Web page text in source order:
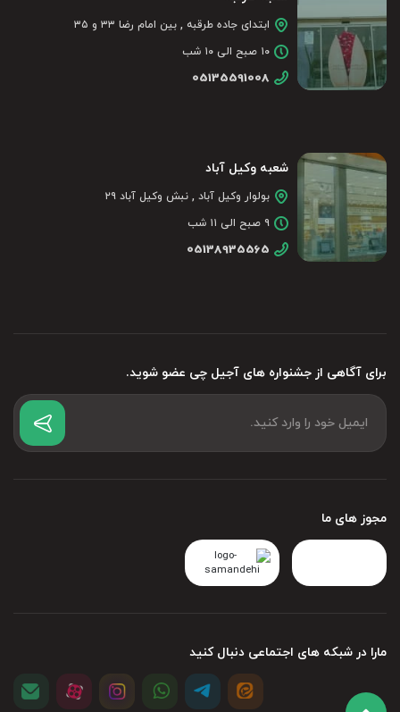
برای آگاهی از جشنواره های آجیل چی عضو شوید.
ابتدای جاده طرقبه , بین امام رضا ۳۳ و ۳۵
۱۰ صبح الی ۱۰ شب
05135591008
شعبه وکیل آباد
بولوار وکیل آباد , نبش وکیل آباد ۲۹
۹ صبح الی ۱۱ شب
05138935565
مجوز های ما
مارا در شبکه های اجتماعی دنبال کنید